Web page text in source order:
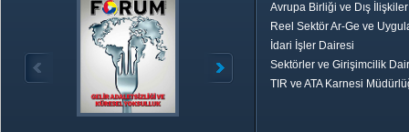
Avrupa Birliği ve Dış
Reel Sektör Ar-Ge ve
İdari İşler Dairesi
Sektörler ve Girişimcilik
TIR ve ATA Karnesi